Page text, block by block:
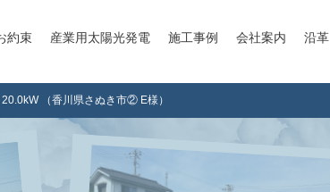
約束 産業用太陽光発電 施工事例 会社案内 沿革
（香川県さぬき市② E様）